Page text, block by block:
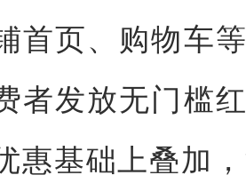
首页、购物车
者发放无门槛
惠基础上叠加